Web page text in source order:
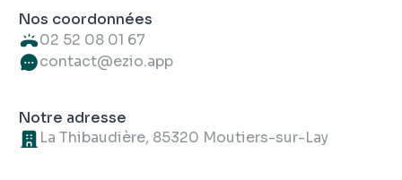
Nos coordonnées
02 52 08 01 67
contact@ezio.app
Notre adresse
La Thibaudière, 85320 Moutiers-sur-Lay